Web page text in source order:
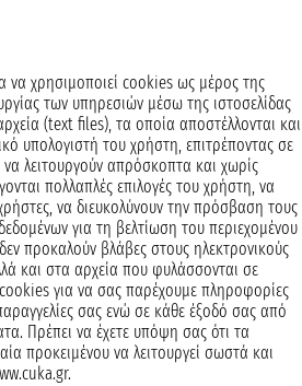
να χρησιμοποιεί cookies ως μέρος της
των υπηρεσιών μέσω της ιστοσελίδας
(text files), τα οποία απoστέλλονται και
υπολογιστή του χρήστη, επιτρέποντας σε
λειτουργούν απρόσκοπτα και χωρίς
πολλαπλές επιλογές του χρήστη, να
να διευκολύνουν την πρόσβαση τους
για τη βελτίωση του περιεχομένου
προκαλούν βλάβες στους ηλεκτρονικούς
και στα αρχεία που φυλάσσονται σε
για να σας παρέχουμε πληροφορίες
σας ενώ σε κάθε έξοδό σας από
Πρέπει να έχετε υπόψη σας ότι τα
προκειμένου να λειτουργεί σωστά και